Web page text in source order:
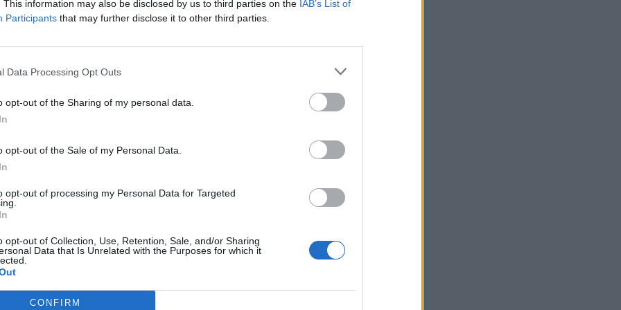
This information may also be disclosed by us to third parties on the IAB’s List of
Participants that may further disclose it to other third parties.
Data Processing Opt Outs
opt-out of the Sharing of my personal data.
opt-out of the Sale of my Personal Data.
opt-out of processing my Personal Data for Targeted
opt-out of Collection, Use, Retention, Sale, and/or Sharing
Data that Is Unrelated with the Purposes for which it
CONFIRM
αξιωματούχοι φέρονται να πρότειναν
του ιρανικού νησιού Λαβάν στον
αναφορών περί μυστικών επιθέσεων
όπως ανέφερε πρώην ανώτερος
Τραμπ.
των ΗΑΕ στο έδαφος αντί για
ο αξιωματούχος.
ενισχύονται οι ενδείξεις για στενότερη
Πολιτείες και του Ισραήλ, την ώρα που
εβδομάδα της.